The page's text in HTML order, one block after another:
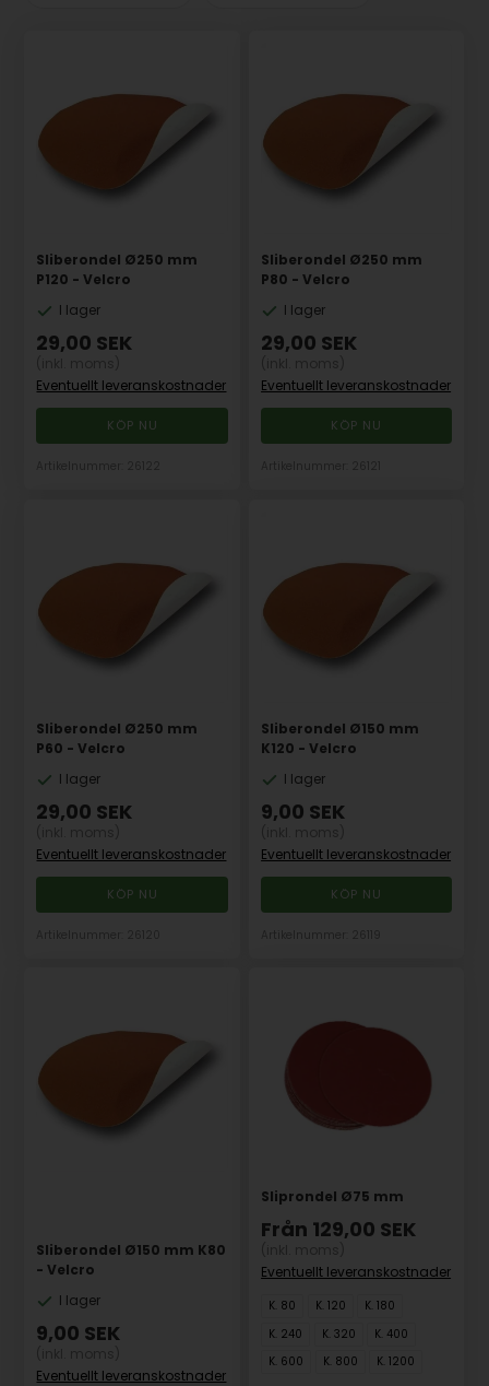
Sliberondel Ø250 mm
P120 - Velcro
I lager
29,00 SEK
Eventuellt leveranskostnader
Sliberondel Ø250 mm
P80 - Velcro
I lager
29,00 SEK
Eventuellt leveranskostnader
Sliberondel Ø250 mm
P60 - Velcro
I lager
29,00 SEK
Eventuellt leveranskostnader
Sliberondel Ø150 mm
K120 - Velcro
I lager
9,00 SEK
Eventuellt leveranskostnader
Sliberondel Ø150 mm K80
- Velcro
I lager
9,00 SEK
Eventuellt leveranskostnader
Sliprondel Ø75 mm
Från 129,00 SEK
Eventuellt leveranskostnader
K. 80 K. 120
K. 180
K. 240
K. 320
K. 400
K. 600
K. 800 K. 1200